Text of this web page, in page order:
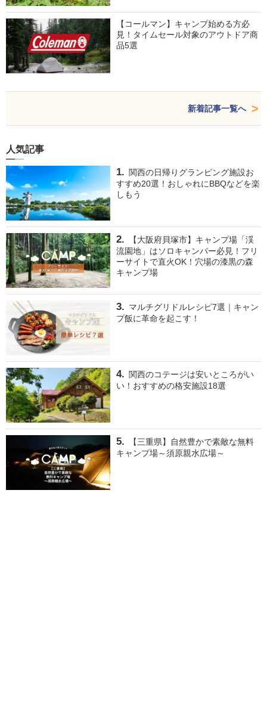
【コールマン】キャンプ始める方必
見！タイムセール対象のアウトドア商
品5選
新着記事一覧へ
人気記事
関西の日帰りグランピング施設お
すすめ20選！おしゃれにBBQなどを楽
しもう
【大阪府貝塚市】キャンプ場「渓
流園地」はソロキャンパー必見！フリ
ーサイトで直火OK！穴場の漆黒の森
キャンプ場
マルチグリドルレシピ7選｜キャン
プ飯に革命を起こす！
関西のコテージは安いところがい
い！おすすめの格安施設18選
【三重県】自然豊かで素敵な無料
キャンプ場～須原親水広場～